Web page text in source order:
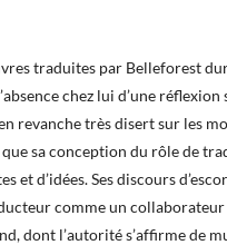
traduites par Belleforest
chez lui d’une
revanche très disert sur les
que sa conception du rôle de
et d’idées. Ses discours
comme un
dont l’autorité s’affirme de